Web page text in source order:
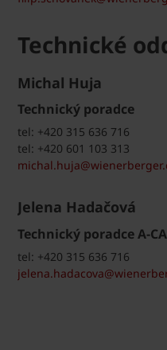
Technické
Michal Huja
Technický poradce
tel: +420 315 636 716
tel: +420 601 103 313
Jelena Hadačová
Technický poradce A-
tel: +420 315 636 716